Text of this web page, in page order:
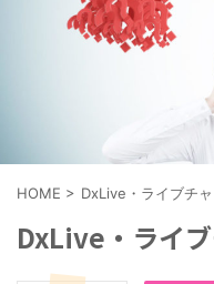
HOME > DxLive・ライブチ
DxLive・ライ